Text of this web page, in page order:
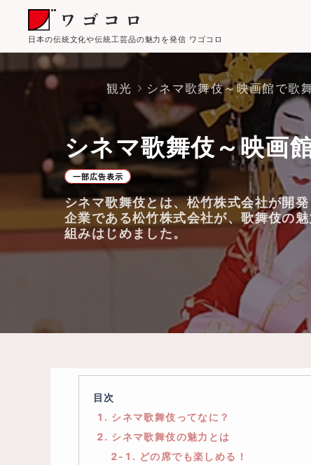
日本の伝統文化や伝統工芸品の魅力を発信 ワゴコロ
観光 シネマ歌舞伎～映画館で歌
シネマ歌舞伎～映画
一部広告表示
シネマ歌舞伎とは、松竹株式会社が開
企業である松竹株式会社が、歌舞伎の
組みはじめました。
目次
1. シネマ歌舞伎ってなに？
2. シネマ歌舞伎の魅力とは
2-1. どの席でも楽しめる！